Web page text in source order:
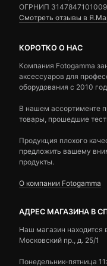
ОГРНИП
Смотреть отзывы в
КОРОТКО О НАС
Компания Fotogamma
аксессуаров для
оборудования с 2010
В нашем ассортименте
товары, прошедшие
Продукция плохого
предложить вашему
продукты.
О компании Fotogamma
АДРЕС МАГАЗИНА В
Наш магазин находится
Московский пр., д. 25/1
Понедельник-пятница